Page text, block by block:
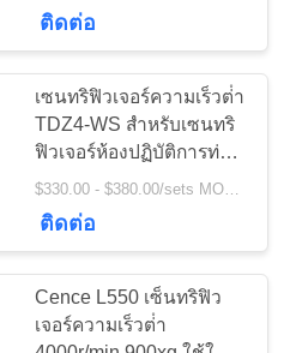
ติดต่อ
เซนทริฟิวเจอร์ความเร็วต่ํา
TDZ4-WS สําหรับเซนทริ
ฟิวเจอร์ห้องปฏิบัติการท่อ
10ml 20ml 50ml
$330.00 - $380.00/sets MOQ:1set
ติดต่อ
Cence L550 เซ็นทริฟิว
เจอร์ความเร็วต่ํา